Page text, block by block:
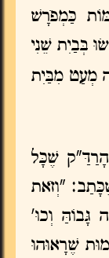
כַּמְפֹרָשׁ
בְּבַיִת שֵׁנִי
מְעַט מִבַּיִת
שֶׁכָּל
"וְזֹאת
גָּבוֹהַּ וְכוּ'
שֶׁרָאוּהוּ